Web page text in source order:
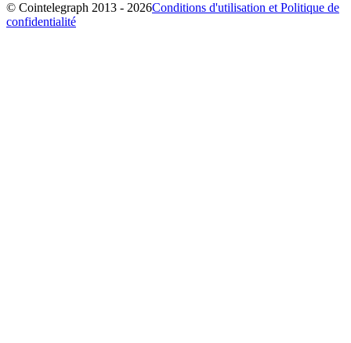
© Cointelegraph 2013 - 2026Conditions d'utilisation et Politique de
confidentialité